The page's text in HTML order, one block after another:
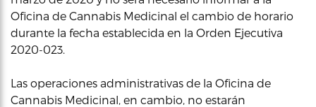
Oficina de Cannabis Medicinal el cambio de horario
durante la fecha establecida en la Orden Ejecutiva
2020-023.
Las operaciones administrativas de la Oficina de
Cannabis Medicinal, en cambio, no estarán